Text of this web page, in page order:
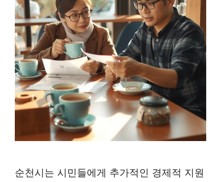
순천시는 시민들에게 추가적인 경제적 지원